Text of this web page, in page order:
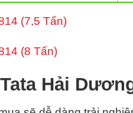
(7,5 Tấn)
(8 Tấn)
Hải